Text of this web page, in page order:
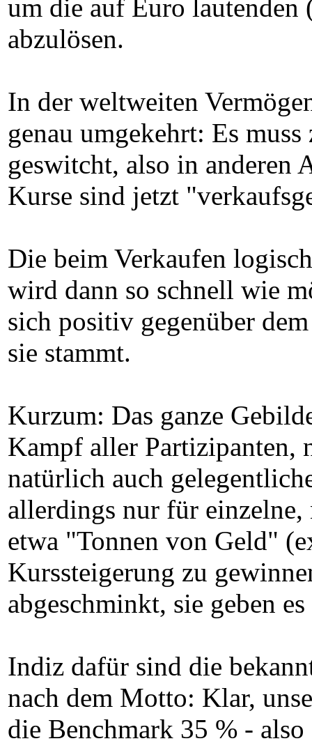
um die auf Euro
abzulösen.
In der weltweiten
genau umgekehrt: Es
geswitcht, also in anderen
Kurse sind jetzt
Die beim Verkaufen
wird dann so schnell wie
sich positiv gegenüber
sie stammt.
Kurzum: Das ganze
Kampf aller Partizipanten,
natürlich auch
allerdings nur für
etwa "Tonnen von Geld"
Kurssteigerung zu
abgeschminkt, sie geben
Indiz dafür sind die
nach dem Motto: Klar,
die Benchmark 35 % -